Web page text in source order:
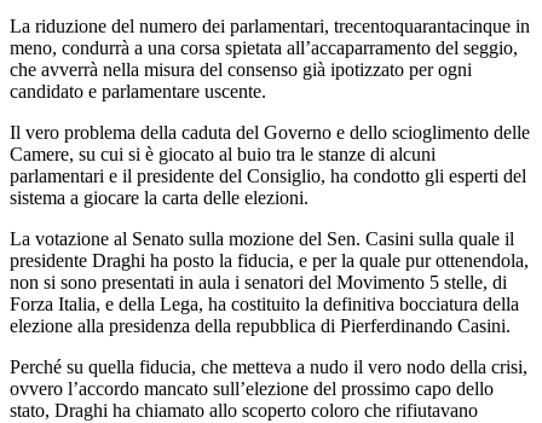
La riduzione del numero dei parlamentari, trecentoquarantacinque in
meno, condurrà a una corsa spietata all’accaparramento del seggio,
che avverrà nella misura del consenso già ipotizzato per ogni
candidato e parlamentare uscente.
Il vero problema della caduta del Governo e dello scioglimento delle
Camere, su cui si è giocato al buio tra le stanze di alcuni
parlamentari e il presidente del Consiglio, ha condotto gli esperti del
sistema a giocare la carta delle elezioni.
La votazione al Senato sulla mozione del Sen. Casini sulla quale il
presidente Draghi ha posto la fiducia, e per la quale pur ottenendola,
non si sono presentati in aula i senatori del Movimento 5 stelle, di
Forza Italia, e della Lega, ha costituito la definitiva bocciatura della
elezione alla presidenza della repubblica di Pierferdinando Casini.
Perché su quella fiducia, che metteva a nudo il vero nodo della crisi,
ovvero l’accordo mancato sull’elezione del prossimo capo dello
stato, Draghi ha chiamato allo scoperto coloro che rifiutavano